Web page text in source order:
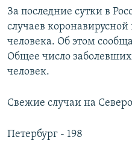
Все сайты РСЕ/РС
За последние сутки в
случаев
человека. Об этом
Общее число
человек.
Свежие случаи на
Петербург - 198